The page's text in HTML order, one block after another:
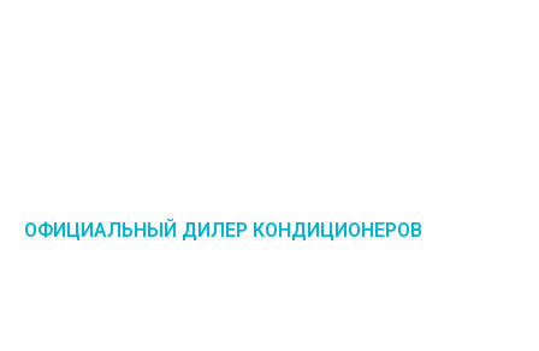
ОФИЦИАЛЬНЫЙ ДИЛЕР КОНДИЦИОНЕРОВ